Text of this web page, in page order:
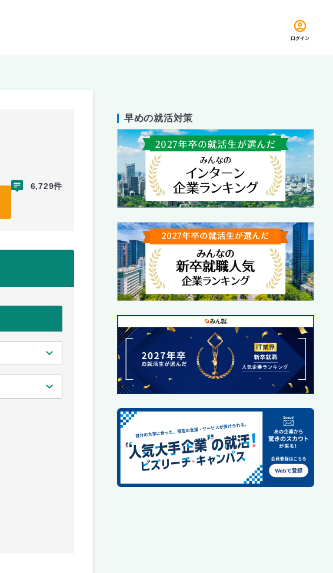
ログイン
6,729件
早めの就活対策